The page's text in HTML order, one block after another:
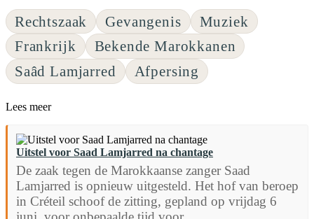
Rechtszaak Gevangenis
Muziek
Frankrijk
Bekende Marokkanen
Saâd Lamjarred
Afpersing
Lees meer
Uitstel voor Saad Lamjarred na chantage
De zaak tegen de Marokkaanse zanger Saad
Lamjarred is opnieuw uitgesteld. Het hof van beroep
in Créteil schoof de zitting, gepland op vrijdag 6